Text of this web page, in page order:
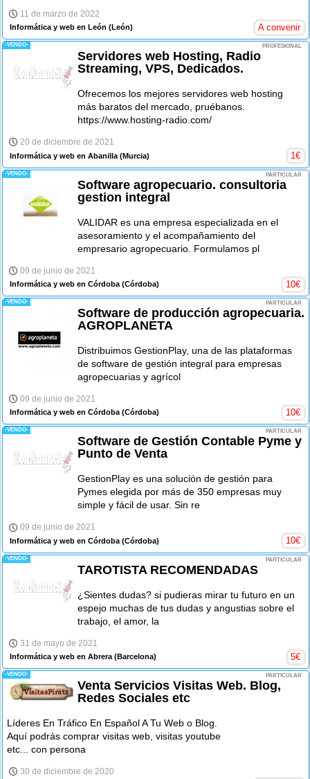
11 de marzo de 2022
Informática y web en León (León) A convenir
-VENDO- PROFESIONAL
Servidores web Hosting, Radio
Streaming, VPS, Dedicados.
Ofrecemos los mejores servidores web hosting
más baratos del mercado, pruébanos.
https://www.hosting-radio.com/
20 de diciembre de 2021
Informática y web en Abanilla (Murcia) 1€
-VENDO- PARTICULAR
Software agropecuario. consultoria
gestion integral
VALIDAR es una empresa especializada en el
asesoramiento y el acompañamiento del
empresario agropecuario. Formulamos pl
09 de junio de 2021
Informática y web en Córdoba (Córdoba) 10€
-VENDO- PARTICULAR
Software de producción agropecuaria.
AGROPLANETA
Distribuimos GestionPlay, una de las plataformas
de software de gestión integral para empresas
agropecuarias y agrícol
09 de junio de 2021
Informática y web en Córdoba(Córdoba) 10€
-VENDO- PARTICULAR
Software de Gestión Contable Pyme y
Punto de Venta
GestionPlay es una solución de gestión para
Pymes elegida por más de 350 empresas muy
simple y fácil de usar. Sin re
09 de junio de 2021
Informática y web en Córdoba (Córdoba) 10€
-VENDO- PARTICULAR
TAROTISTA RECOMENDADAS
¿Sientes dudas? si pudieras mirar tu futuro en un
espejo muchas de tus dudas y angustias sobre el
trabajo, el amor, la
31 de mayo de 2021
Informática y web en Abrera (Barcelona) 5€
-VENDO- PARTICULAR
Venta Servicios Visitas Web. Blog,
Redes Sociales etc
Líderes En Tráfico En Español A Tu Web o Blog.
Aquí podrás comprar visitas web, visitas youtube
etc... con persona
30 de diciembre de 2020